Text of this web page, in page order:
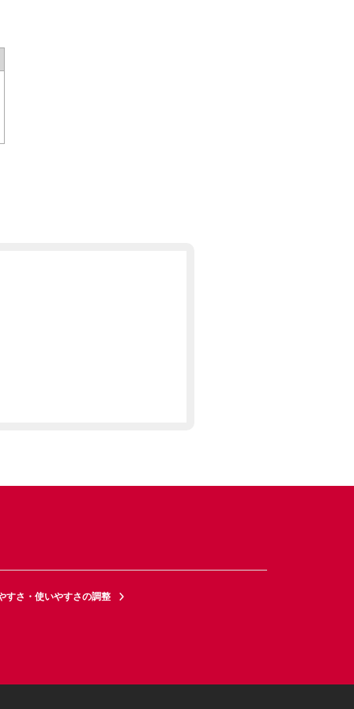
すさ・使いやすさの調整